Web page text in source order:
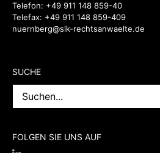
Telefon: +49 911 148 859-40
Telefax: +49 911 148 859-409
nuernberg@slk-rechtsanwaelte.de
SUCHE
nach:
FOLGEN SIE UNS AUF